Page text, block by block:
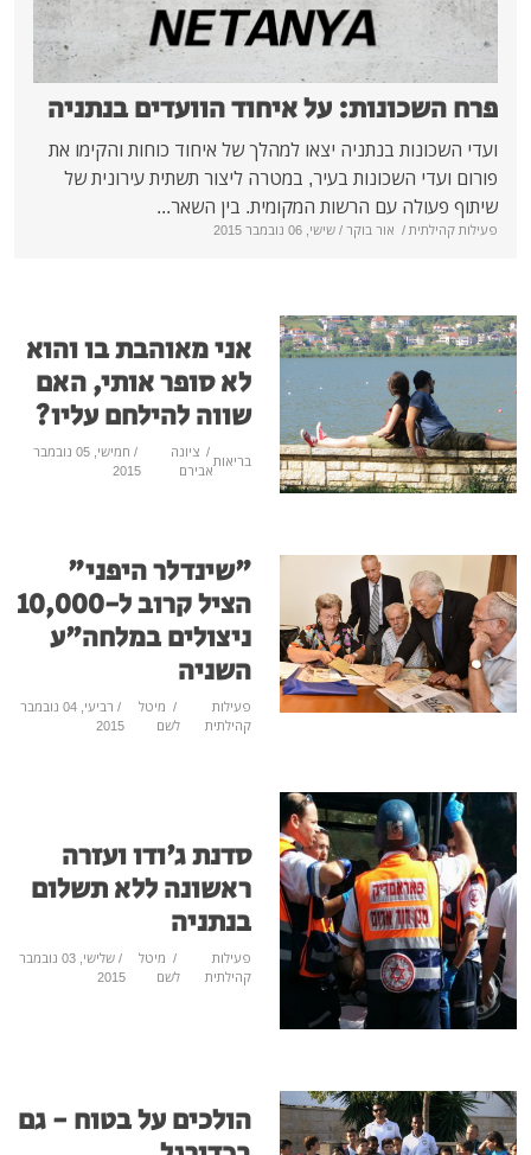
על איחוד הוועדים בנתניה
יצאו למהלך של איחוד כוחות והקימו את
בעיר, במטרה ליצור תשתית עירונית של
הרשות המקומית. בין השאר...
בוקר/ שישי, 06 נובמבר 2015
אני מאוהבת בו והוא
לא סופר אותי, האם
שווה להילחם עליו?
בריאות
/ציונה
אבירם
/ חמישי, 05 נובמבר
2015
"שינדלר היפני"
הציל קרוב ל-10,000
ניצולים במלחה"ע
השניה
פעילות
/מיטל
/ רביעי, 04 נובמבר
2015
סדנת ג'ודו ועזרה
ראשונה ללא תשלום
בנתניה
פעילות
קהילתית
/ מיטל
לשם
/ שלישי, 03 נובמבר
2015
הולכים על בטוח - גם